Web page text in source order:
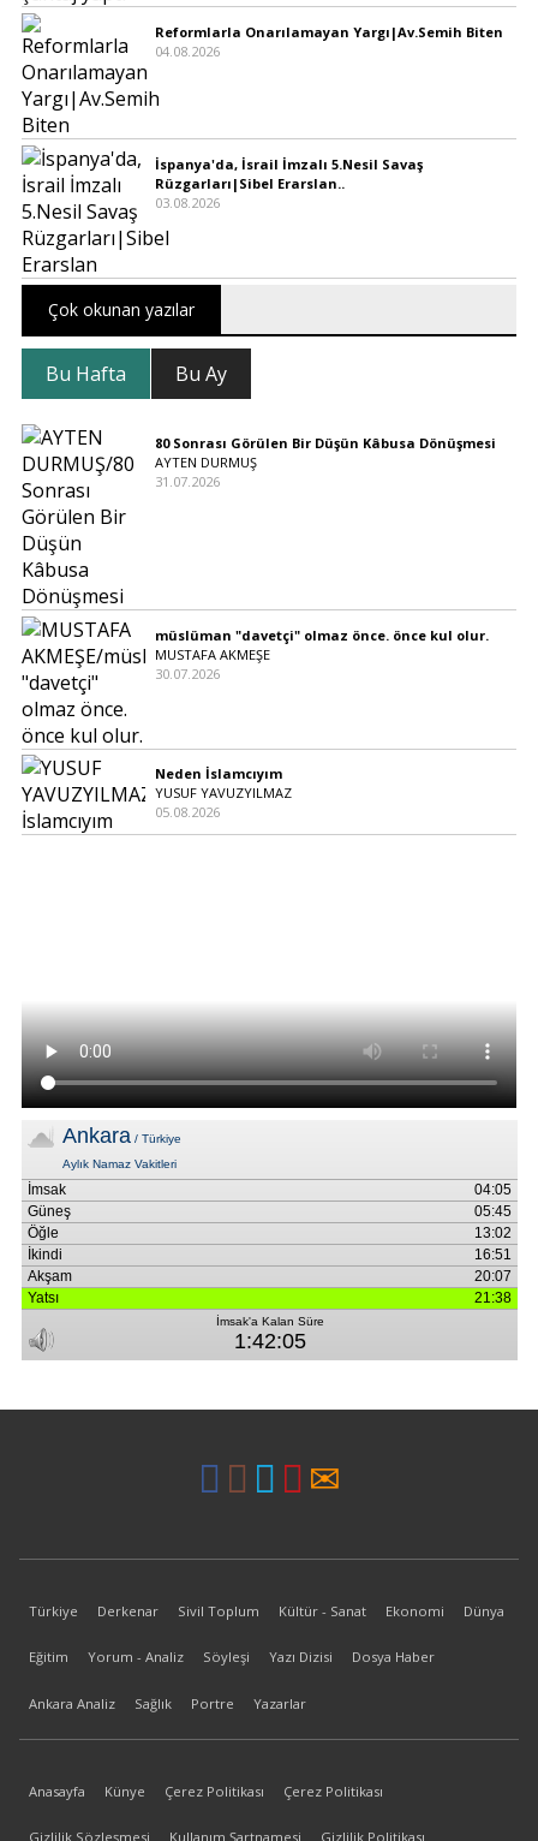
Reformlarla Onarılamayan Yargı|Av.Semih Biten
04.08.2026
İspanya'da, İsrail İmzalı 5.Nesil Savaş
Rüzgarları|Sibel Erarslan..
03.08.2026
Çok okunan yazılar
Bu Hafta Bu Ay
80 Sonrası Görülen Bir Düşün Kâbusa Dönüşmesi
AYTEN DURMUŞ
31.07.2026
müslüman "davetçi" olmaz önce. önce kul olur.
MUSTAFA AKMEŞE
30.07.2026
Neden İslamcıyım
YUSUF YAVUZYILMAZ
05.08.2026
Türkiye Derkenar Sivil Toplum Kültür - Sanat Ekonomi Dünya
Eğitim Yorum - Analiz Söyleşi Yazı Dizisi Dosya Haber
Ankara Analiz Sağlık Portre Yazarlar
Anasayfa Künye Çerez Politikası Çerez Politikası
Gizlilik Sözleşmesi Kullanım Şartnamesi Gizlilik Politikası